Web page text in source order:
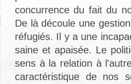
concurrence du fait du
De là découle une
réfugiés. Il y a une
saine et apaisée. Le
sens à la relation à
caractéristique de nos